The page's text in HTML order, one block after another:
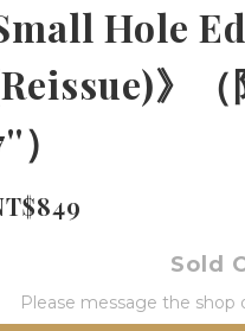
Hole
》
）
Sold
Please message the shop